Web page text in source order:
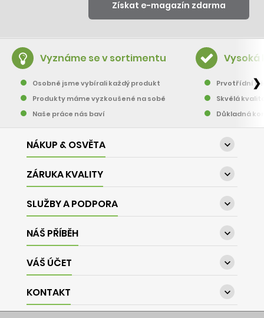
Vyznáme se v sortimentu
Osobně jsme vybírali každý produkt
Produkty máme vyzkoušené na sobě
Naše práce nás baví
Vysoká
Prvotřídní
Skvělá
Důkladná
❯
NÁKUP & OSVĚTA 
ZÁRUKA KVALITY 
SLUŽBY A PODPORA 
NÁŠ PŘÍBĚH 
VÁŠ ÚČET 
KONTAKT 